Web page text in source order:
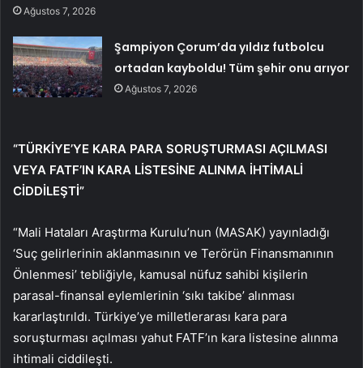
Ağustos 7, 2026
Şampiyon Çorum’da yıldız futbolcu
ortadan kayboldu! Tüm şehir onu arıyor
Ağustos 7, 2026
“TÜRKİYE’YE KARA PARA SORUŞTURMASI AÇILMASI
VEYA FATF’IN KARA LİSTESİNE ALINMA İHTİMALİ
CİDDİLEŞTİ”
“Mali Hataları Araştırma Kurulu’nun (MASAK) yayınladığı
‘Suç gelirlerinin aklanmasının ve Terörün Finansmanının
Önlenmesi’ tebliğiyle, kamusal nüfuz sahibi kişilerin
parasal-finansal eylemlerinin ‘sıkı takibe’ alınması
kararlaştırıldı. Türkiye’ye milletlerarası kara para
soruşturması açılması yahut FATF’ın kara listesine alınma
ihtimali ciddileşti.